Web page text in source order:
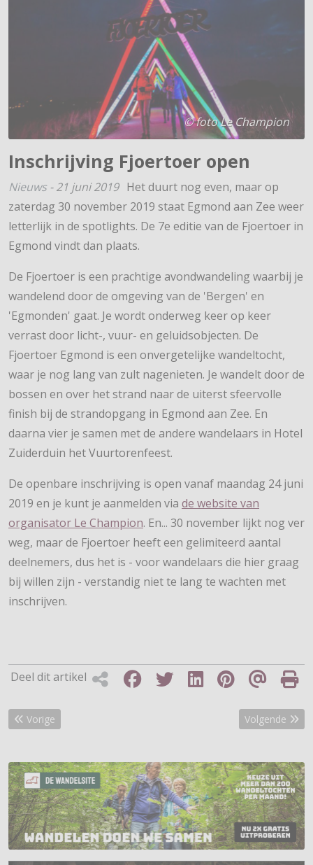
© foto Le Champion
Inschrijving Fjoertoer open
Nieuws -21 juni 2019 Het duurt nog even, maar op
zaterdag 30 november 2019 staat Egmond aan Zee weer
letterlijk in de spotlights. De 7e editie van de Fjoertoer in
Egmond vindt dan plaats.
De Fjoertoer is een prachtige avondwandeling waarbij je
wandelend door de omgeving van de 'Bergen' en
'Egmonden' gaat. Je wordt onderweg keer op keer
verrast door licht-, vuur- en geluidsobjecten. De
Fjoertoer Egmond is een onvergetelijke wandeltocht,
waar je nog lang van zult nagenieten. Je wandelt door de
bossen en over het strand naar de uiterst sfeervolle
finish bij de strandopgang in Egmond aan Zee. En
daarna vier je samen met de andere wandelaars in Hotel
Zuiderduin het Vuurtorenfeest.
De openbare inschrijving is open vanaf maandag 24 juni
2019 en je kunt je aanmelden via de website van
organisator Le Champion. En... 30 november lijkt nog ver
weg, maar de Fjoertoer heeft een gelimiteerd aantal
deelnemers, dus het is - voor wandelaars die hier graag
bij willen zijn - verstandig niet te lang te wachten met
inschrijven.
Deel dit artikel
Vorig artikel: Effect nitraatrijke groenten tijdens Vierdaagse
Vorige Volgende
Volgende